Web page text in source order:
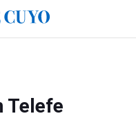
Telefe